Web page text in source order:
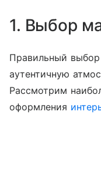
1. Выбор
Правильный
аутентичную
Рассмотрим
оформления